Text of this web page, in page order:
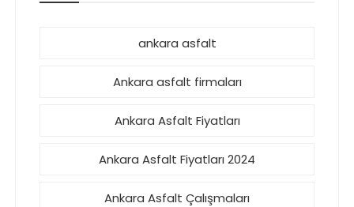
ankara asfalt
Ankara asfalt firmaları
Ankara Asfalt Fiyatları
Ankara Asfalt Fiyatları 2024
Ankara Asfalt Çalışmaları